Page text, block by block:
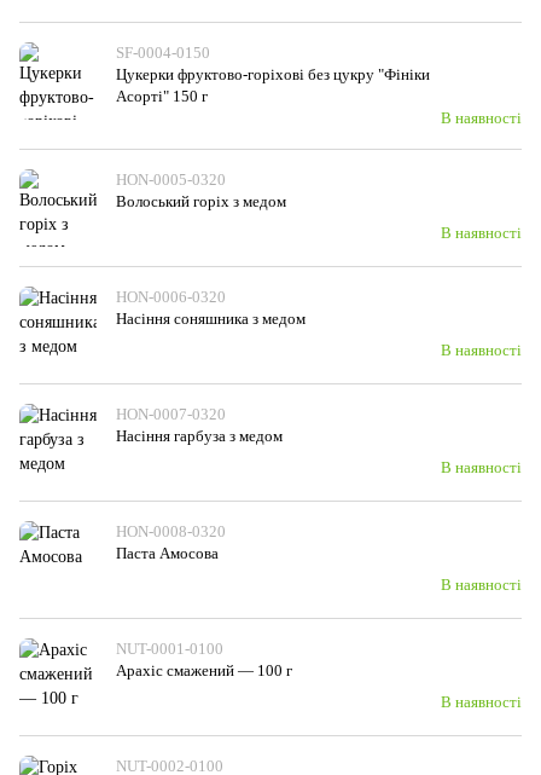
SF-0004-0150
Цукерки фруктово-горіхові без цукру "Фініки
Асорті" 150 г
В наявності
HON-0005-0320
Волоський горіх з медом
В наявності
HON-0006-0320
Насіння соняшника з медом
В наявності
HON-0007-0320
Насіння гарбуза з медом
В наявності
HON-0008-0320
Паста Амосова
В наявності
NUT-0001-0100
Арахіс смажений — 100 г
В наявності
NUT-0002-0100